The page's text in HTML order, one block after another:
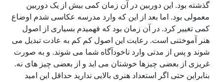
گذشته بود. این دوربین در آن زمان کمی بیش از یک دوربین
معمولی بود. اما بعد از این که وارد مدرسه عکاسی شدم اوضاع
کمی تغییر کرد. در آن زمان بود که فهمیدم بسیاری از اصول
هنر آموختنی است. رعایت این اصول کم کم به عادت تبدیل می
شوند و پس از مدتی وارد ناخودآگاه شما می شوند. و به صورت
غریزی از بعضی چیزها خوشتان می اید و از بعضی چیز های نه.
بنابراین حتی اگر استعداد هنری بالایی ندارید حداقل این امید